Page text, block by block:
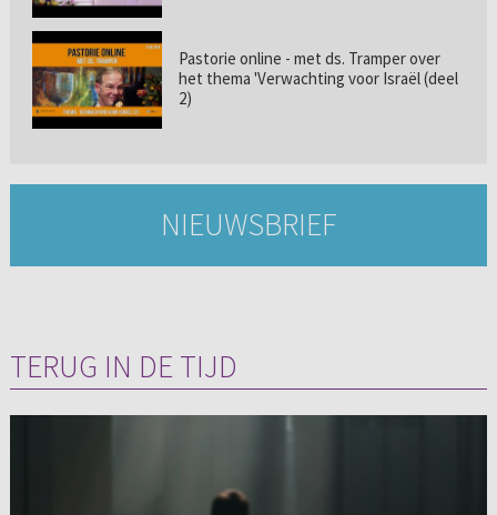
Pastorie online - met ds. Tramper over
het thema 'Verwachting voor Israël (deel
2)
NIEUWSBRIEF
TERUG IN DE TIJD